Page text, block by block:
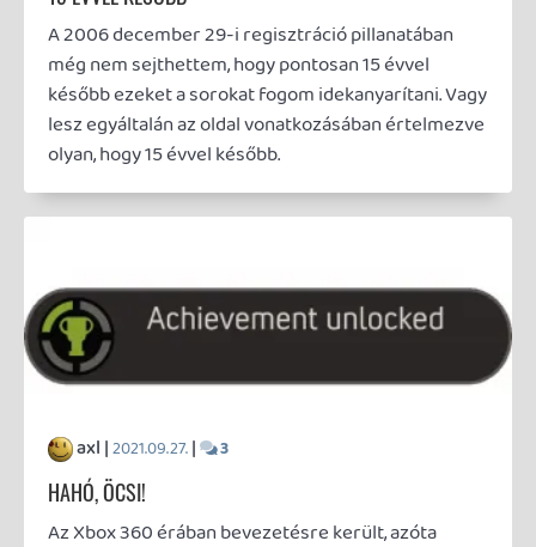
axl |
FÜSTÖLGŐ (AB)RONCSOK AJÁNLÓ
Egy tengerparti nagyváros. A hegyek mögött
alábukó napkorong utolsó, erőtlen sugarai által
vöröses-narancssárgára színezett táj. Idilli kép.
Aztán felbőgnek a motorok és elszabadul a Káosz!
ÚJ GÉP A HÁZNÁL HARDVER
Hát ez a nap is felvirradt. Tudtam, hogy előbb-utóbb
el fog jönni, de arra nem számítottam, hogy ilyen
hamar. Hiába, a kényszer nagy úr, az eddig használt
maradni a jelenlegi helyzetben, a szerelő pedig
lebeszélt a javíttatásáról, annak tudatában, hogy
viszonylag régóta nyúzom és elég baráti áron
sikerült hozzájutnom anno, gyorsan felírtam a